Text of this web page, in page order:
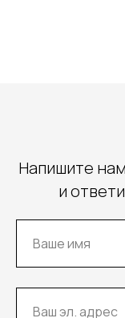
Напишите
и